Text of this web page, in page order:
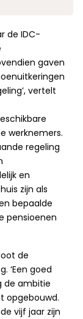
de IDC-
gaven
vertelt
werknemers.
regeling
en
zijn als
bepaalde
pensioenen
de
‘Een goed
de ambitie
opgebouwd.
vijf jaar zijn